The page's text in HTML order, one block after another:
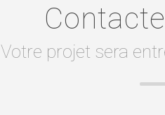
Votre projet sera